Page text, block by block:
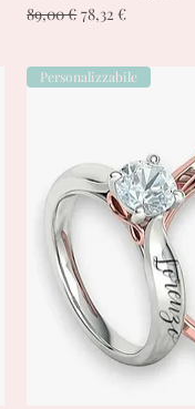
Prezzo regolare
89,00 €Prezzo scontato
78,32 €
Personalizzabile